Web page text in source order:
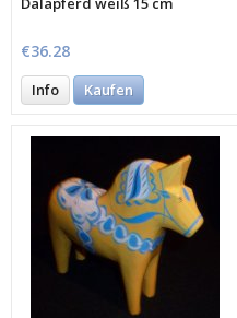
€36.28
Info Kaufen